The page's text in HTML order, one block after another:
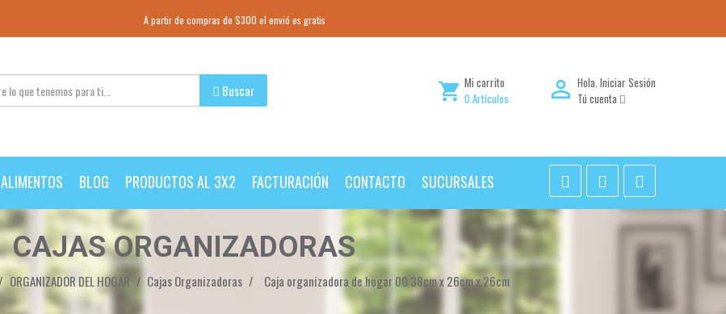
A partir de compras de $300 el envió es gratis
Buscar  Hola. Iniciar Sesión
Tú cuenta
shopping_cart Mi carrito
0 Artículos
ALIMENTOS BLOG PRODUCTOS AL 3X2 FACTURACIÓN CONTACTO SUCURSALES
CAJAS ORGANIZADORAS
ORGANIZADOR DEL HOGAR Cajas Organizadoras Caja organizadora de hogar 00 38cm x 26cm x 26cm